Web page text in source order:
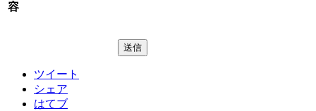
容
ツイート
シェア
はてブ